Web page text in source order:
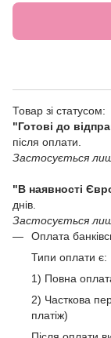
Товар зі статусом:
"Готові до
після оплати.
Застосується
"В наявності
днів.
Застосується
Оплата
Типи оплати є:
1) Повна
2) Часткова
платіж)